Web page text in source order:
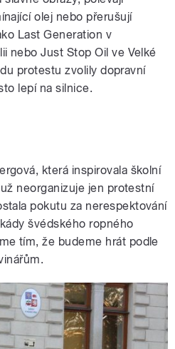
olej nebo přerušují
Last Generation v
nebo Just Stop Oil ve Velké
protestu zvolily dopravní
lepí na silnice.
která inspirovala školní
neorganizuje jen protestní
pokutu za nerespektování
švédského ropného
tím, že budeme hrát podle